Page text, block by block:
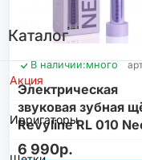
Каталог
Акция
Ирригаторы
В наличии:много
Электрическая
звуковая зубная
Revyline RL 010
Violet
6 990р.